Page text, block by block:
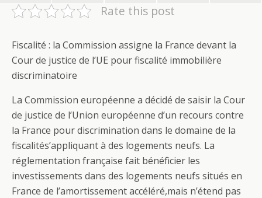
Rate this post
Fiscalité : la Commission assigne la France devant la
Cour de justice de l’UE pour fiscalité immobilière
discriminatoire
La Commission européenne a décidé de saisir la Cour
de justice de l’Union européenne d’un recours contre
la France pour discrimination dans le domaine de la
fiscalités’appliquant à des logements neufs. La
réglementation française fait bénéficier les
investissements dans des logements neufs situés en
France de l’amortissement accéléré,mais n’étend pas